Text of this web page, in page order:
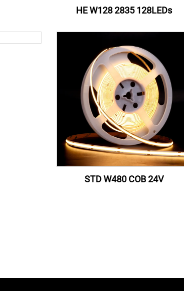
HE W128 2835 128LEDs
STD W480 COB 24V